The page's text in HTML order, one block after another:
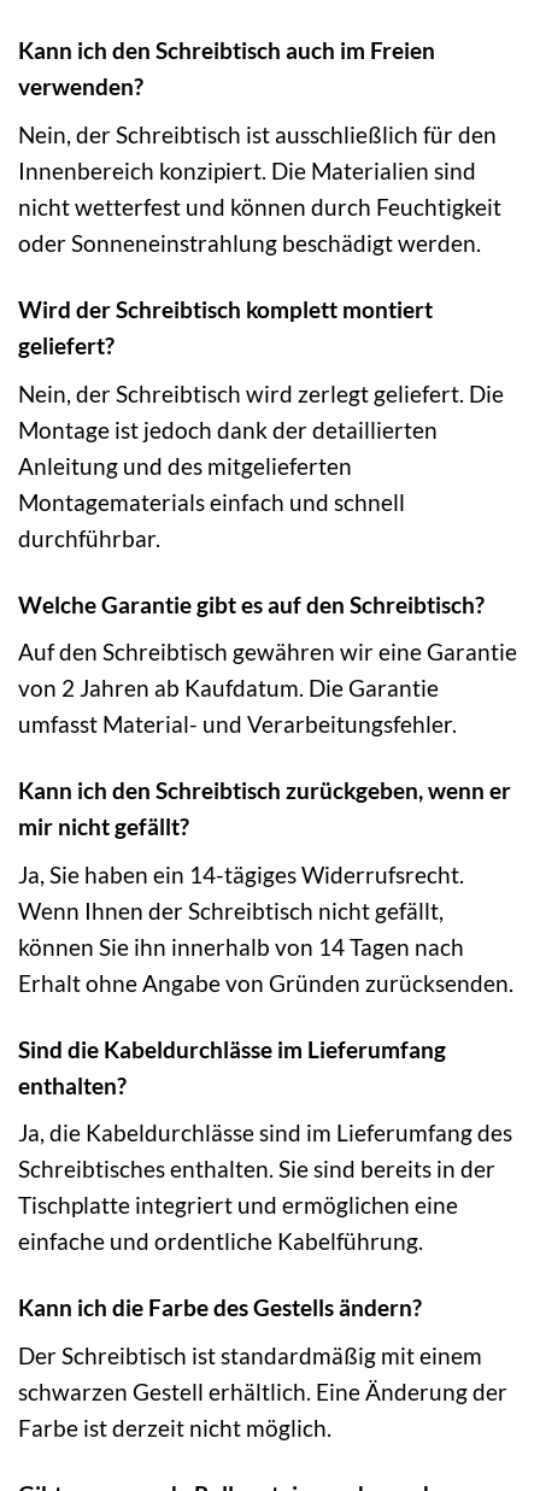
Kann ich den Schreibtisch auch im Freien
verwenden?
Nein, der Schreibtisch ist ausschließlich für den
Innenbereich konzipiert. Die Materialien sind
nicht wetterfest und können durch Feuchtigkeit
oder Sonneneinstrahlung beschädigt werden.
Wird der Schreibtisch komplett montiert
geliefert?
Nein, der Schreibtisch wird zerlegt geliefert. Die
Montage ist jedoch dank der detaillierten
Anleitung und des mitgelieferten
Montagematerials einfach und schnell
durchführbar.
Welche Garantie gibt es auf den Schreibtisch?
Auf den Schreibtisch gewähren wir eine Garantie
von 2 Jahren ab Kaufdatum. Die Garantie
umfasst Material- und Verarbeitungsfehler.
Kann ich den Schreibtisch zurückgeben, wenn er
mir nicht gefällt?
Ja, Sie haben ein 14-tägiges Widerrufsrecht.
Wenn Ihnen der Schreibtisch nicht gefällt,
können Sie ihn innerhalb von 14 Tagen nach
Erhalt ohne Angabe von Gründen zurücksenden.
Sind die Kabeldurchlässe im Lieferumfang
enthalten?
Ja, die Kabeldurchlässe sind im Lieferumfang des
Schreibtisches enthalten. Sie sind bereits in der
Tischplatte integriert und ermöglichen eine
einfache und ordentliche Kabelführung.
Kann ich die Farbe des Gestells ändern?
Der Schreibtisch ist standardmäßig mit einem
schwarzen Gestell erhältlich. Eine Änderung der
Farbe ist derzeit nicht möglich.